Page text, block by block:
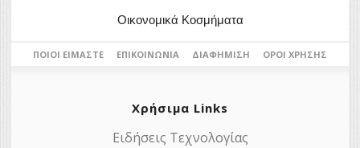
Οικονομικά Κοσμήματα
ΠΟΙΟΙ ΕΊΜΑΣΤΕ ΕΠΙΚΟΙΝΩΝΊΑ ΔΙΑΦΉΜΙΣΗ ΌΡΟΙ ΧΡΉΣΗΣ
Χρήσιμα Links
Ειδήσεις Τεχνολογίας